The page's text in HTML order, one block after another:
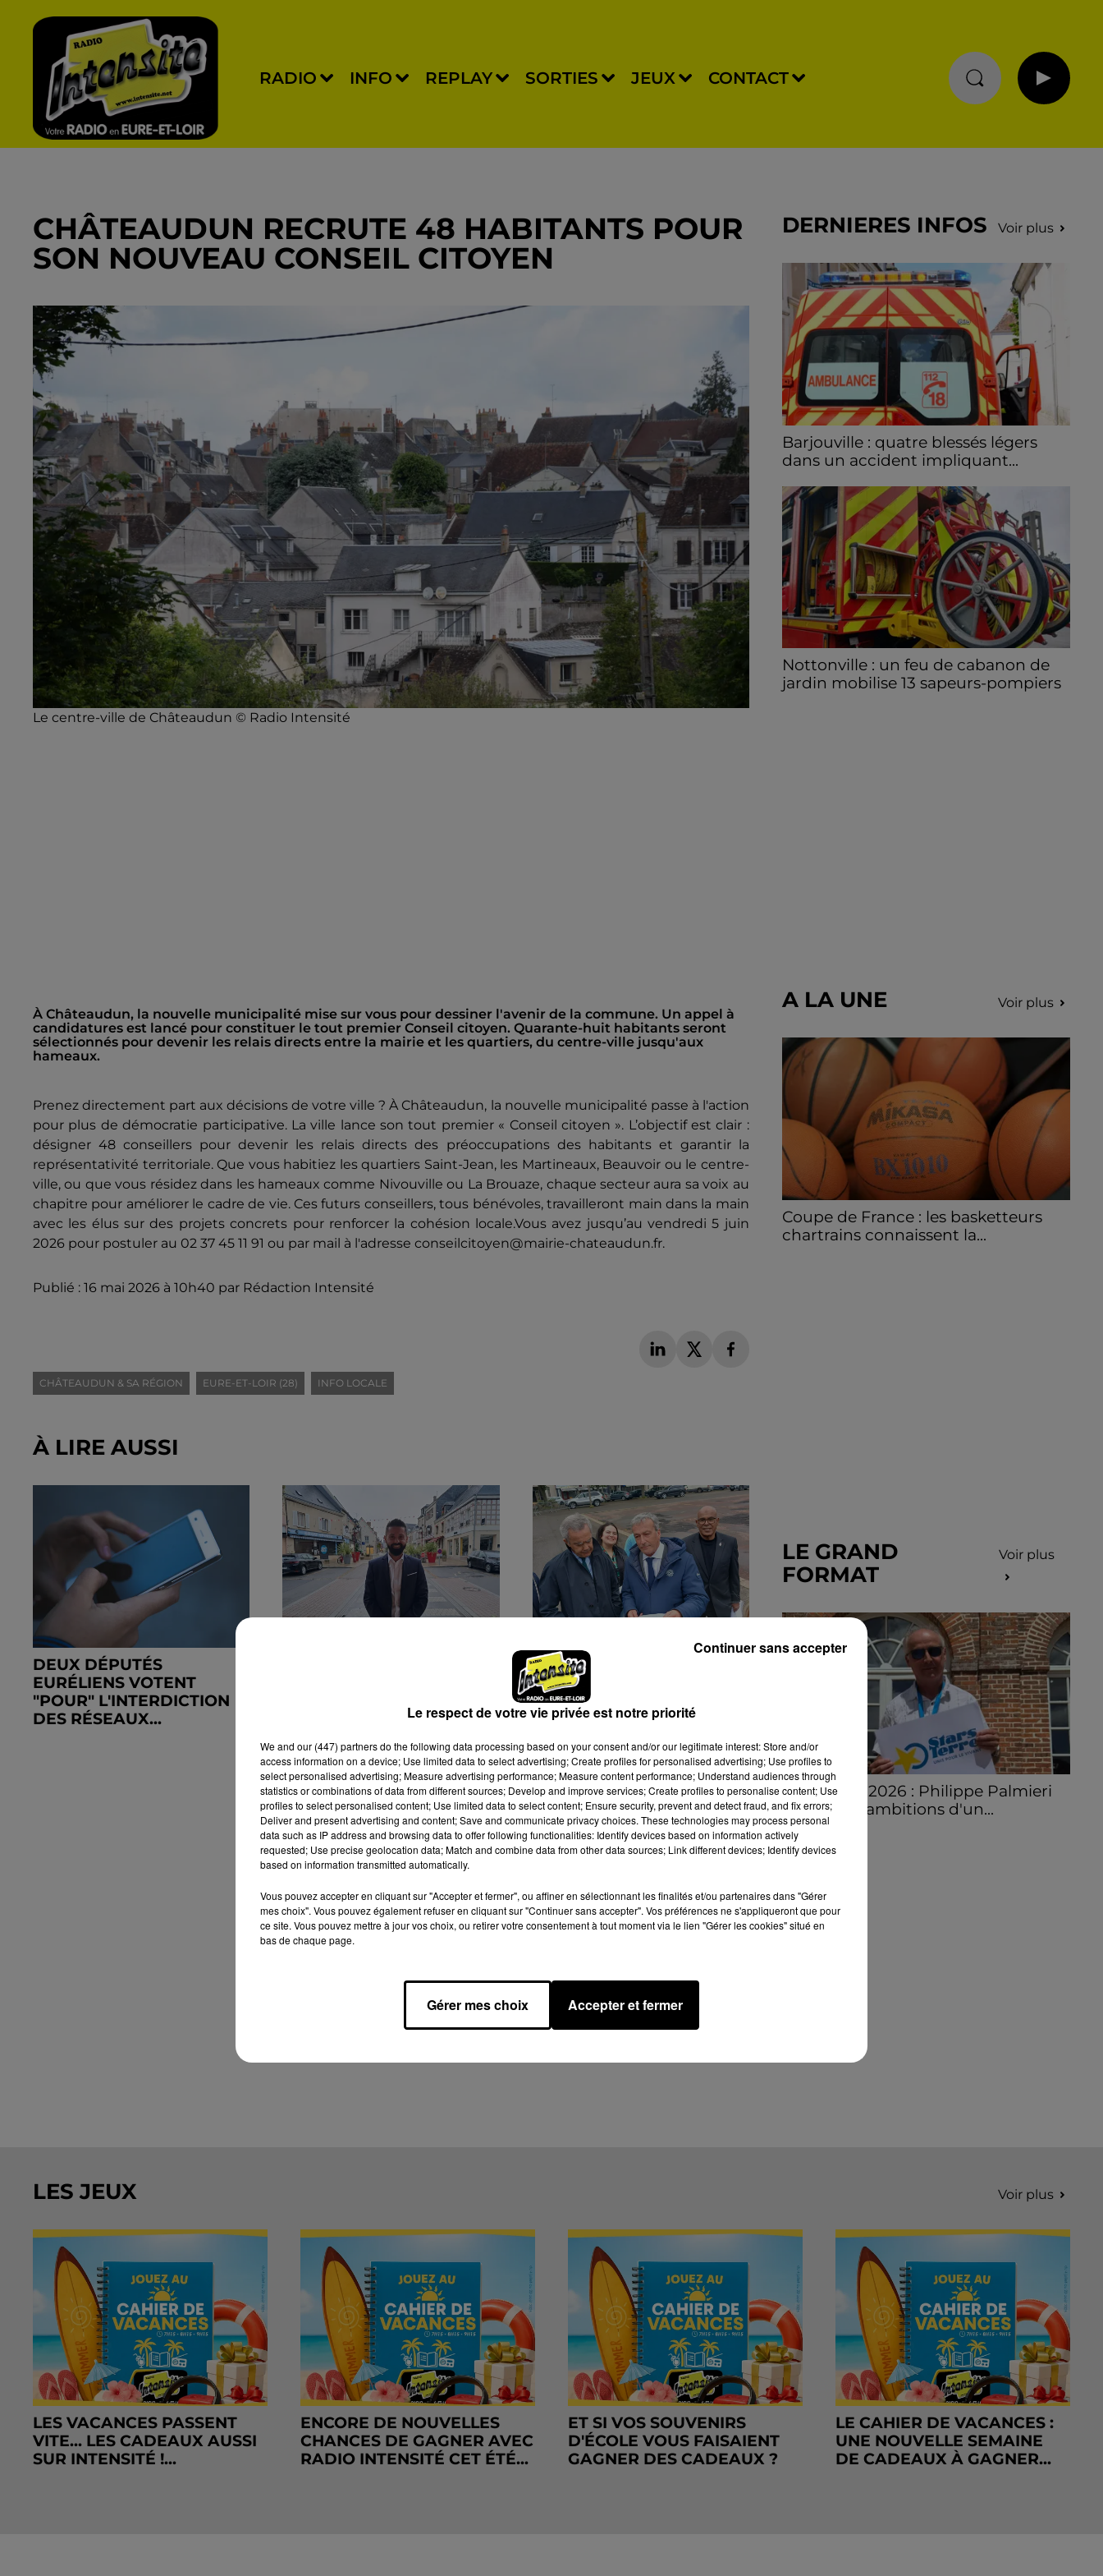
RADIO INFO REPLAY SORTIES JEUX CONTACT
CHÂTEAUDUN RECRUTE 48 HABITANTS POUR
SON NOUVEAU CONSEIL CITOYEN
Le centre-ville de Châteaudun © Radio Intensité
À Châteaudun, la nouvelle municipalité mise sur vous pour dessiner l'avenir de la commune. Un appel à
candidatures est lancé pour constituer le tout premier Conseil citoyen. Quarante-huit habitants seront
sélectionnés pour devenir les relais directs entre la mairie et les quartiers, du centre-ville jusqu'aux
hameaux.
Prenez directement part aux décisions de votre ville ? À Châteaudun, la nouvelle municipalité passe à l'action
pour plus de démocratie participative. La ville lance son tout premier « Conseil citoyen ». L’objectif est clair :
désigner 48 conseillers pour devenir les relais directs des préoccupations des habitants et garantir la
représentativité territoriale. Que vous habitiez les quartiers Saint-Jean, les Martineaux, Beauvoir ou le centre-
ville, ou que vous résidez dans les hameaux comme Nivouville ou La Brouaze, chaque secteur aura sa voix au
chapitre pour améliorer le cadre de vie. Ces futurs conseillers, tous bénévoles, travailleront main dans la main
avec les élus sur des projets concrets pour renforcer la cohésion locale.Vous avez jusqu’au vendredi 5 juin
2026 pour postuler au 02 37 45 11 91 ou par mail à l'adresse conseilcitoyen@mairie-chateaudun.fr.
Publié : 16 mai 2026 à 10h40 par Rédaction Intensité
CHÂTEAUDUN & SA RÉGION EURE-ET-LOIR (28) INFO LOCALE
À LIRE AUSSI
DEUX DÉPUTÉS
EURÉLIENS VOTENT
"POUR" L'INTERDICTION
DES RÉSEAUX...
🔊 BILAN DES 100 JOURS
DU NOUVEAU MAIRE DE
CHÂTEAUDUN
DERNIERES INFOS Voir plus
Barjouville : quatre blessés légers
dans un accident impliquant...
samedi après-midi sur la D910 à hauteur de
Barjouville à la suite d'une collision entre
trois véhicules. Quatre...
Nottonville : un feu de cabanon de
jardin mobilise 13 sapeurs-pompiers
A LA UNE Voir plus
Coupe de France : les basketteurs
chartrains connaissent la...
LE GRAND
FORMAT
Voir plus
Stars'Terre 2026 : Philippe Palmieri
dévoile les ambitions d'un...
À quelques semaines de la première
édition de Stars'Terre, organisée du 18 au 20
LES JEUX Voir plus
LES VACANCES PASSENT
VITE... LES CADEAUX AUSSI
SUR INTENSITÉ !...
ENCORE DE NOUVELLES
CHANCES DE GAGNER AVEC
RADIO INTENSITÉ CET ÉTÉ...
ET SI VOS SOUVENIRS
D'ÉCOLE VOUS FAISAIENT
GAGNER DES CADEAUX ?
LE CAHIER DE VACANCES :
UNE NOUVELLE SEMAINE
DE CADEAUX À GAGNER...
Le respect de votre vie privée est notre priorité
We and our (447) partnersdo the following data processing based on your consent and/or our legitimate interest: Store and/or
access information on a device; Use limited data to select advertising; Create profiles for personalised advertising; Use profiles to
select personalised advertising; Measure advertising performance; Measure content performance; Understand audiences through
statistics or combinations of data from different sources; Develop and improve services; Create profiles to personalise content; Use
profiles to select personalised content; Use limited data to select content; Ensure security, prevent and detect fraud, and fix errors;
Deliver and present advertising and content; Save and communicate privacy choices. These technologies may process personal
data such as IP address and browsing data to offer following functionalities: Identify devices based on information actively
requested; Use precise geolocation data; Match and combine data from other data sources; Link different devices; Identify devices
based on information transmitted automatically.
Vous pouvez accepter en cliquant sur "Accepter et fermer", ou affiner en sélectionnant les finalités et/ou partenaires dans "Gérer
mes choix". Vous pouvez également refuser en cliquant sur "Continuer sans accepter". Vos préférences ne s'appliqueront que pour
ce site. Vous pouvez mettre à jour vos choix, ou retirer votre consentement à tout moment via le lien "Gérer les cookies" situé en
bas de chaque page.
Gérer mes choix Accepter et fermer
Continuer sans accepter